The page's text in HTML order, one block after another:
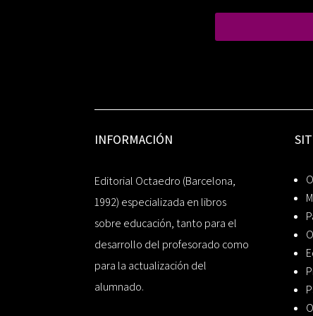
INFORMACIÓN
Editorial Octaedro (Barcelona,
1992) especializada en libros
sobre educación, tanto para el
desarrollo del profesorado como
para la actualización del
alumnado.